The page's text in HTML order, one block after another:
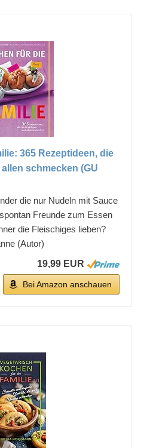
365 Rezeptideen, die
schmecken (GU
die nur Nudeln mit Sauce
Freunde zum Essen
die Fleischiges lieben?
(Autor)
19,99 EUR
Bei Amazon anschauen